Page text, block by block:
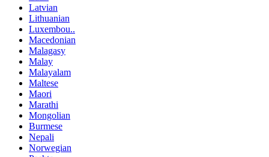
Latvian
Lithuanian
Luxembou..
Macedonian
Malagasy
Malay
Malayalam
Maltese
Maori
Marathi
Mongolian
Burmese
Nepali
Norwegian